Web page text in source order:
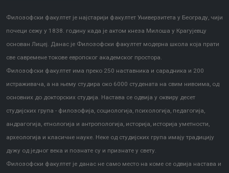
Филозофски факултет је најстарији факултет Универзитета у Београду, чији
почеци сежу у 1838. годину када је актом кнеза Милоша у Крагујевцу
основан Лицеј. Данас је Филозофски факултет модерна школа која прати
све савремене токове европског академског простора.
Филозофски факултет има преко 250 наставника и сарадника и 200
истраживача, а на њему студира око 6000 студената на свим нивоима, од
основних до докторских студија. Настава се одвија у оквиру десет
студијских група - филозофија, социологија, психологија, педагогија,
андрагогија, етнологија и антропологија, историја, историја уметности,
археологија и класичне науке. Неке од студијских група имају традицију
дужу од једног века и познате су и признате у свету.
Филозофски факултет је данас не само место на коме се одвија настава и